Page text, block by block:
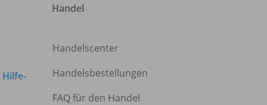
Hilfe-
Handel
Handelscenter
Handelsbestellungen
FAQ für den Handel